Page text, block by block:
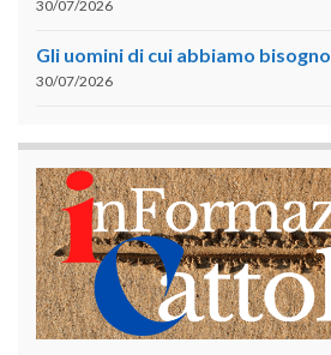
30/07/2026
Gli uomini di cui abbiamo bisogno
30/07/2026